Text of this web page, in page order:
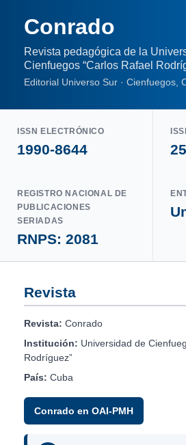
Conrado
Revista pedagógica de la
Cienfuegos “Carlos Rafael
Editorial Universo Sur · Cienfuegos,
ISSN ELECTRÓNICO
1990-8644
REGISTRO NACIONAL DE
PUBLICACIONES
SERIADAS
RNPS: 2081
Revista
Revista: Conrado
Institución: Universidad de
Rodríguez”
País: Cuba
Conrado en OAI-PMH